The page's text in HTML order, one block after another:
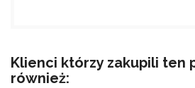
Klienci którzy zakupili ten
również: